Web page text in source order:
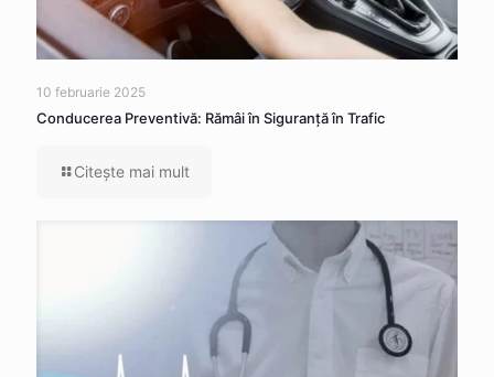
10 februarie 2025
Conducerea Preventivă: Rămâi în Siguranță în Trafic
Citeşte mai mult